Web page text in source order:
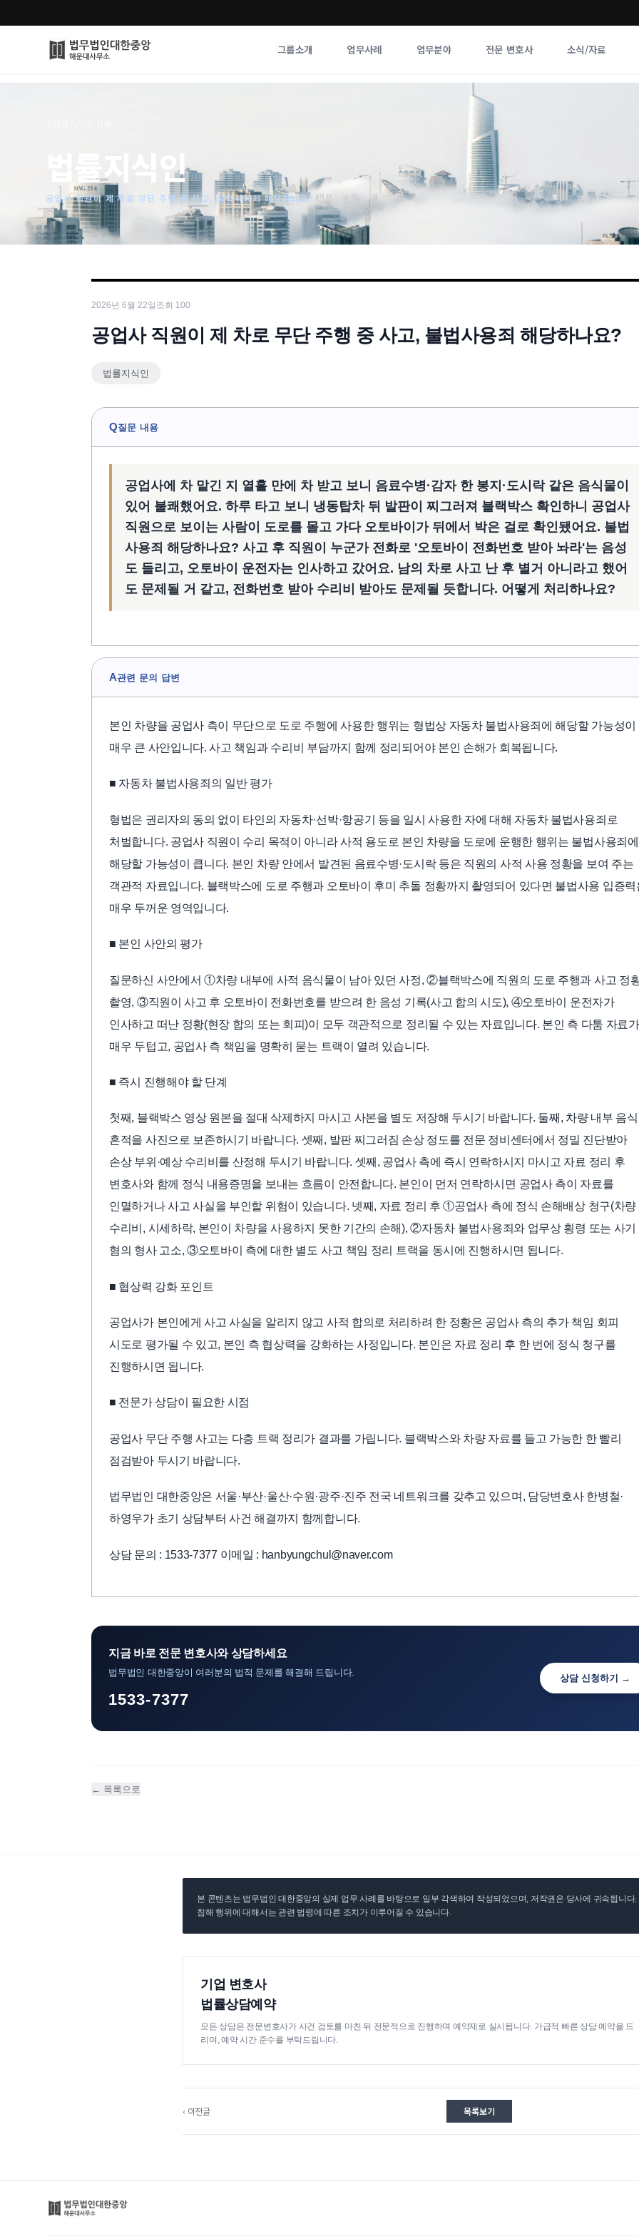
그룹소개 업무사례 업무분야 전문 변호사 소식/자료
사례분석/최신동향
법률정보
법률지식인
고객후기
법률지식인
공업사 직원이 제 차로 무단 주행 중 사고, 불법사용죄 해당하나요?
2026년 6월 22일 조회 100
공업사 직원이 제 차로 무단 주행 중 사고, 불법사용죄 해당하나요?
법률지식인
Q질문 내용
공업사에 차 맡긴 지 열흘 만에 차 받고 보니 음료수병·감자 한 봉지·도시락 같은 음식물이
있어 불쾌했어요. 하루 타고 보니 냉동탑차 뒤 발판이 찌그러져 블랙박스 확인하니 공업사
직원으로 보이는 사람이 도로를 몰고 가다 오토바이가 뒤에서 박은 걸로 확인됐어요. 불법
사용죄 해당하나요? 사고 후 직원이 누군가 전화로 '오토바이 전화번호 받아 놔라'는 음성
도 들리고, 오토바이 운전자는 인사하고 갔어요. 남의 차로 사고 난 후 별거 아니라고 했어
도 문제될 거 같고, 전화번호 받아 수리비 받아도 문제될 듯합니다. 어떻게 처리하나요?
A관련 문의 답변
본인 차량을 공업사 측이 무단으로 도로 주행에 사용한 행위는 형법상 자동차 불법사용죄에 해당할 가능성이
매우 큰 사안입니다. 사고 책임과 수리비 부담까지 함께 정리되어야 본인 손해가 회복됩니다.
■ 자동차 불법사용죄의 일반 평가
형법은 권리자의 동의 없이 타인의 자동차·선박·항공기 등을 일시 사용한 자에 대해 자동차 불법사용죄로
처벌합니다. 공업사 직원이 수리 목적이 아니라 사적 용도로 본인 차량을 도로에 운행한 행위는 불법사용죄에
해당할 가능성이 큽니다. 본인 차량 안에서 발견된 음료수병·도시락 등은 직원의 사적 사용 정황을 보여 주는
객관적 자료입니다. 블랙박스에 도로 주행과 오토바이 후미 추돌 정황까지 촬영되어 있다면 불법사용 입증력
매우 두꺼운 영역입니다.
■ 본인 사안의 평가
질문하신 사안에서 ①차량 내부에 사적 음식물이 남아 있던 사정, ②블랙박스에 직원의 도로 주행과 사고 정
촬영, ③직원이 사고 후 오토바이 전화번호를 받으려 한 음성 기록(사고 합의 시도), ④오토바이 운전자가
인사하고 떠난 정황(현장 합의 또는 회피)이 모두 객관적으로 정리될 수 있는 자료입니다. 본인 측 다툼 자료가
매우 두텁고, 공업사 측 책임을 명확히 묻는 트랙이 열려 있습니다.
■ 즉시 진행해야 할 단계
첫째, 블랙박스 영상 원본을 절대 삭제하지 마시고 사본을 별도 저장해 두시기 바랍니다. 둘째, 차량 내부 음
흔적을 사진으로 보존하시기 바랍니다. 셋째, 발판 찌그러짐 손상 정도를 전문 정비센터에서 정밀 진단받아
손상 부위·예상 수리비를 산정해 두시기 바랍니다. 셋째, 공업사 측에 즉시 연락하시지 마시고 자료 정리 후
변호사와 함께 정식 내용증명을 보내는 흐름이 안전합니다. 본인이 먼저 연락하시면 공업사 측이 자료를
인멸하거나 사고 사실을 부인할 위험이 있습니다. 넷째, 자료 정리 후 ①공업사 측에 정식 손해배상 청구(차량
수리비, 시세하락, 본인이 차량을 사용하지 못한 기간의 손해), ②자동차 불법사용죄와 업무상 횡령 또는 사기
혐의 형사 고소, ③오토바이 측에 대한 별도 사고 책임 정리 트랙을 동시에 진행하시면 됩니다.
■ 협상력 강화 포인트
공업사가 본인에게 사고 사실을 알리지 않고 사적 합의로 처리하려 한 정황은 공업사 측의 추가 책임 회피
시도로 평가될 수 있고, 본인 측 협상력을 강화하는 사정입니다. 본인은 자료 정리 후 한 번에 정식 청구를
진행하시면 됩니다.
■ 전문가 상담이 필요한 시점
공업사 무단 주행 사고는 다층 트랙 정리가 결과를 가립니다. 블랙박스와 차량 자료를 들고 가능한 한 빨리
점검받아 두시기 바랍니다.
법무법인 대한중앙은 서울·부산·울산·수원·광주·진주 전국 네트워크를 갖추고 있으며, 담당변호사 한병철·
하영우가 초기 상담부터 사건 해결까지 함께합니다.
상담 문의 : 1533-7377 이메일 : hanbyungchul@naver.com
지금 바로 전문 변호사와 상담하세요
법무법인 대한중앙이 여러분의 법적 문제를 해결해 드립니다.
1533-7377
상담 신청하기 →
← 목록으로
본 콘텐츠는 법무법인 대한중앙의 실제 업무 사례를 바탕으로 일부 각색하여 작성되었으며, 저작권은 당사에 귀속됩니다
침해 행위에 대해서는 관련 법령에 따른 조치가 이루어질 수 있습니다.
기업 변호사
법률상담예약
모든 상담은 전문변호사가 사건 검토를 마친 뒤 전문적으로 진행하며 예약제로 실시됩니다. 가급적 빠른 상담 예약을 드
리며, 예약 시간 준수를 부탁드립니다.
‹ 이전글 목록보기